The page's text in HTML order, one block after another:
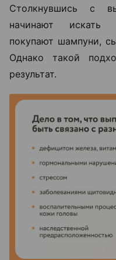
Столкнувшись с
начинают искать
покупают шампуни,
Однако такой
результат.